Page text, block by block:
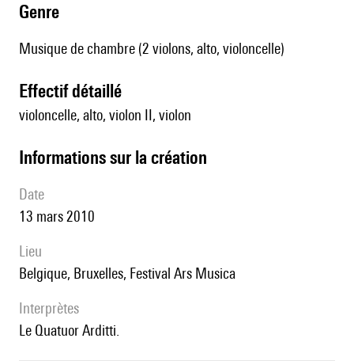
genre
Musique de chambre (2 violons, alto, violoncelle)
effectif détaillé
violoncelle, alto, violon II, violon
informations sur la création
date
13 mars 2010
lieu
Belgique, Bruxelles, Festival Ars Musica
interprètes
le Quatuor Arditti.